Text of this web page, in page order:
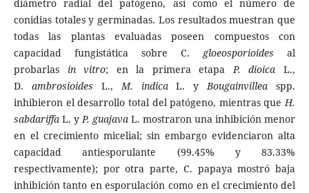
diámetro radial del patógeno, así como el número de
conidias totales y germinadas. Los resultados muestran que
todas las plantas evaluadas poseen compuestos con
capacidad fungistática sobre C.gloeosporioides al
probarlas in vitro; en la primera etapaP. dioica L.,
D. ambrosioides L.,M. indicaL. yBougainvillea spp.
inhibieron el desarrollo total del patógeno, mientras queH.
sabdariffaL. yP. guajava L. mostraron una inhibición menor
en el crecimiento micelial; sin embargo evidenciaron alta
capacidad antiesporulante (99.45% y 83.33%
respectivamente); por otra parte, C. papaya mostró baja
inhibición tanto en esporulación como en el crecimiento del